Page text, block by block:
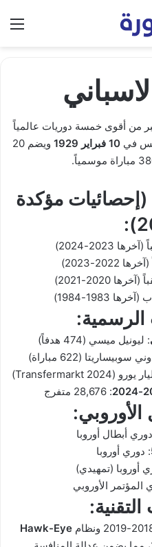
من أقوى خمسة دوريات عالمياً
10 فبراير 1929
ويضم 20
(إحصائيات مؤكدة
الرسمية:
: ليونيل ميسي (474 هدفاً)
سوبيساريتا (622 مباراة)
: 28,676 متفرج
الأوروبي:
أبطال أوروبا
: دوري أوروبا
أوروبا (تمهيدي)
المؤتمر الأوروبي
Hawk-Eye